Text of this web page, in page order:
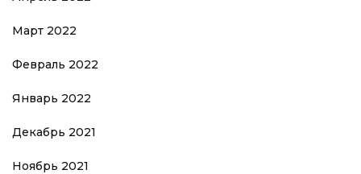
Март 2022
Февраль 2022
Январь 2022
Декабрь 2021
Ноябрь 2021